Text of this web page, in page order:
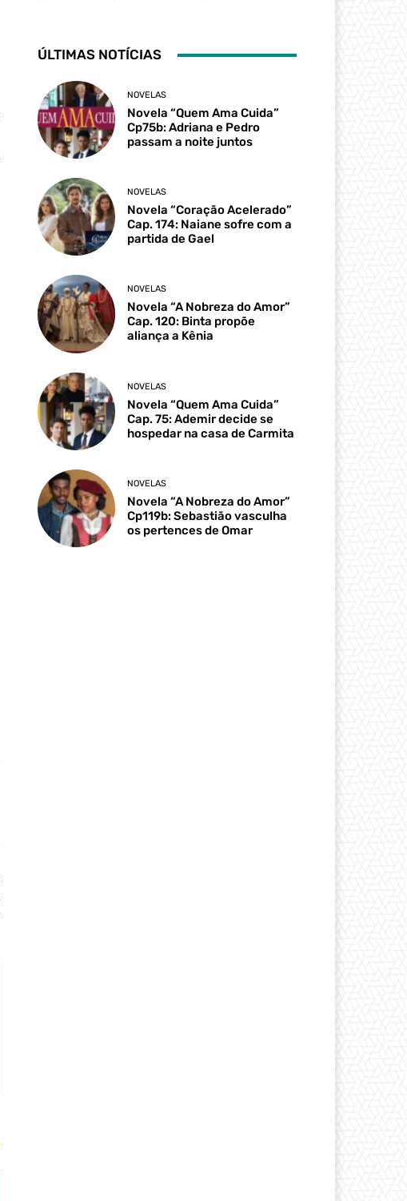
ÚLTIMAS NOTÍCIAS
NOVELAS
Novela “Quem Ama Cuida”
Cp75b: Adriana e Pedro
passam a noite juntos
NOVELAS
Novela “Coração Acelerado”
Cap. 174: Naiane sofre com a
partida de Gael
NOVELAS
Novela “A Nobreza do Amor”
Cap. 120: Binta propõe
aliança a Kênia
NOVELAS
Novela “Quem Ama Cuida”
Cap. 75: Ademir decide se
hospedar na casa de Carmita
NOVELAS
Novela “A Nobreza do Amor”
Cp119b: Sebastião vasculha
os pertences de Omar